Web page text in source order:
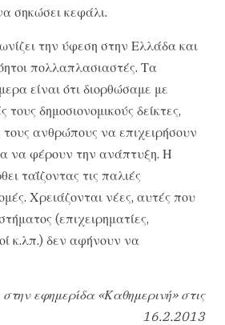
σηκώσει κεφάλι.
την ύφεση στην Ελλάδα και
πολλαπλασιαστές. Τα
είναι ότι διορθώσαμε με
τους δημοσιονομικούς δείκτες,
ανθρώπους να επιχειρήσουν
να φέρουν την ανάπτυξη. Η
ταΐζοντας τις παλιές
Χρειάζονται νέες, αυτές που
(επιχειρηματίες,
κ.λπ.) δεν αφήνουν να
στην εφημερίδα «Καθημερινή» στις
16.2.2013